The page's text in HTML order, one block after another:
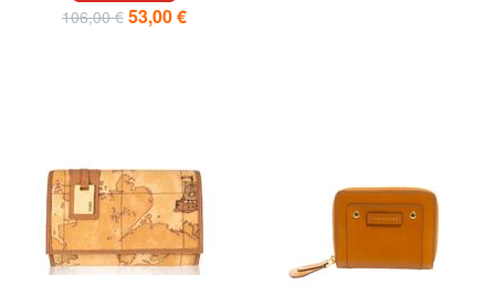
106,00 € 53,00 €